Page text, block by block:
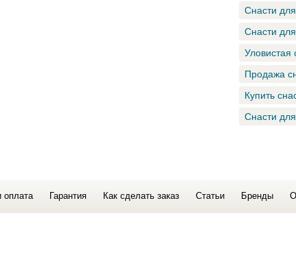
Снасти
Снасти
Уловистая
Продажа
Купить
Снасти
оплата Гарантия Как сделать заказ Статьи Бренды